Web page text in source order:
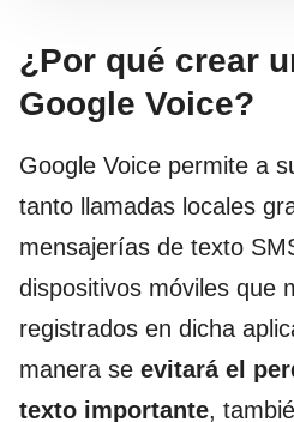
¿Por qué crear
Google Voice?
Google Voice permite a
tanto llamadas locales
mensajerías de texto
dispositivos móviles que
registrados en dicha
manera se evitará el
texto importante,